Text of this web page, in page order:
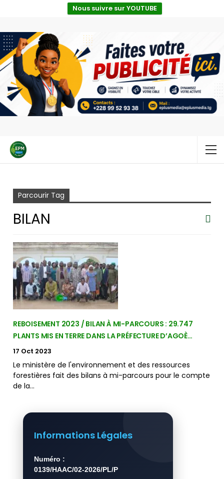
Nous suivre sur YOUTUBE
Parcourir Tag
BILAN
REBOISEMENT 2023 / BILAN À MI-PARCOURS : 29.747
PLANTS MIS EN TERRE DANS LA PRÉFECTURE D’AGOÈ…
17 Oct 2023
Le ministère de l'environnement et des ressources
forestières fait des bilans à mi-parcours pour le compte
de la…
Informations Légales
Numéro :
0139/HAAC/02-2026/PL/P